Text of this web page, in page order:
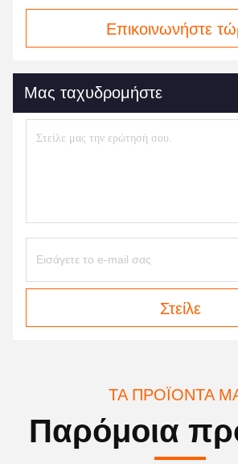
Επικοινωνήστε
Μας ταχυδρομήστε
Στείλε
ΤΑ ΠΡΟΪΌΝΤΑ
Παρόμοια